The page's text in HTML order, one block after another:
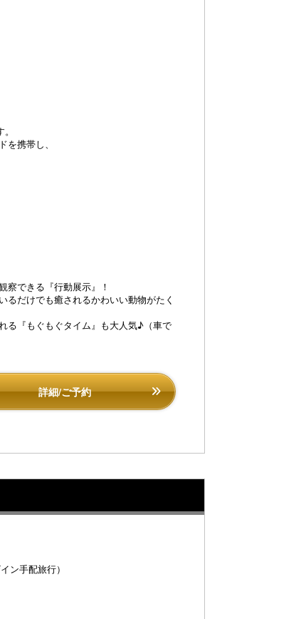
携帯し、
察できる『行動展示』！
るだけでも癒されるかわいい動物がたく
る『もぐもぐタイム』も大人気♪（車で
詳細/ご予約
ン手配旅行）